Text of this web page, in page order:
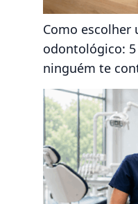
Como escolher
odontológico:
ninguém te